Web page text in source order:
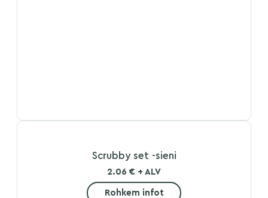
Scrubby set -sieni
2.06 € + ALV
Rohkem infot